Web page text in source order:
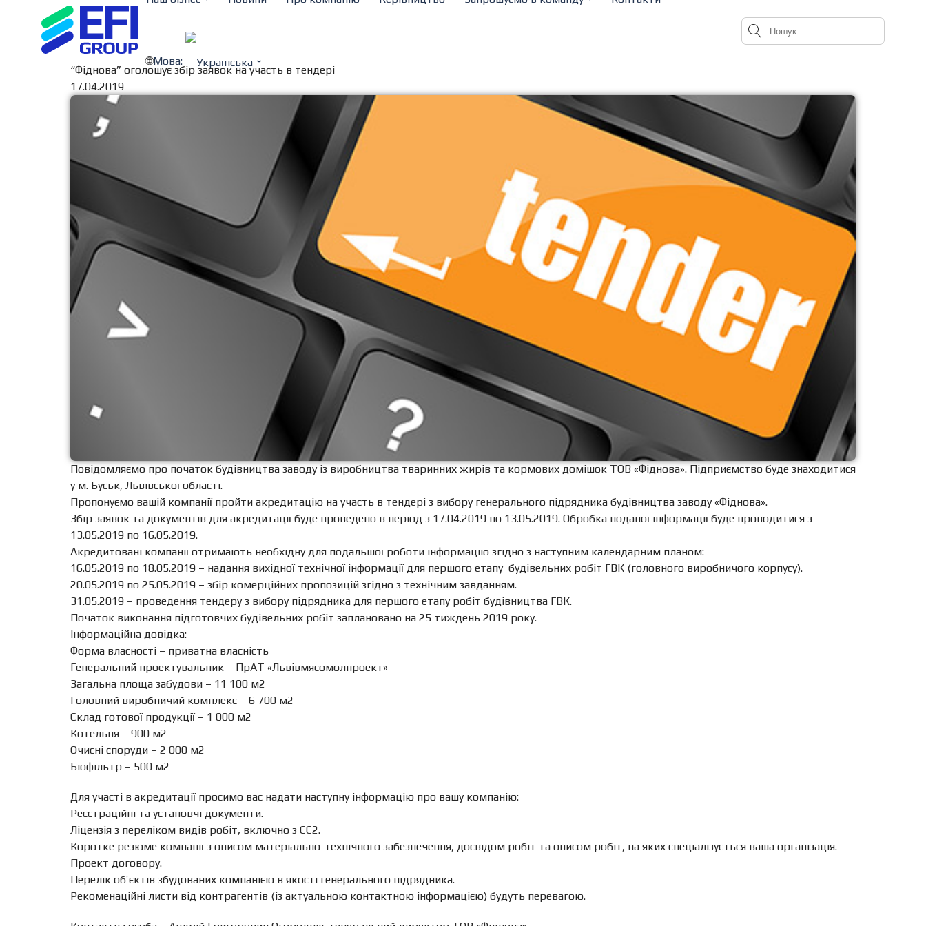
Мова:
“Фіднова” оголошує збір заявок на участь в тендері
17.04.2019
Повідомляємо про початок будівництва заводу із виробництва тваринних жирів та кормових домішок ТОВ «Фіднова». Підприємство буде знаходитися
у м. Буськ, Львівської області.
Пропонуємо вашій компанії пройти акредитацію на участь в тендері з вибору генерального підрядника будівництва заводу «Фіднова».
Збір заявок та документів для акредитації буде проведено в період з 17.04.2019 по 13.05.2019. Обробка поданої інформації буде проводитися з
13.05.2019 по 16.05.2019.
Акредитовані компанії отримають необхідну для подальшої роботи інформацію згідно з наступним календарним планом:
16.05.2019 по 18.05.2019 – надання вихідної технічної інформації для першого етапу будівельних робіт ГВК (головного виробничого корпусу).
20.05.2019 по 25.05.2019 – збір комерційних пропозицій згідно з технічним завданням.
31.05.2019 – проведення тендеру з вибору підрядника для першого етапу робіт будівництва ГВК.
Початок виконання підготовчих будівельних робіт заплановано на 25 тиждень 2019 року.
Інформаційна довідка:
Форма власності – приватна власність
Генеральний проектувальник – ПрАТ «Львівмясомолпроект»
Загальна площа забудови – 11 100 м2
Головний виробничий комплекс – 6 700 м2
Склад готової продукції – 1 000 м2
Котельня – 900 м2
Очисні споруди – 2 000 м2
Біофільтр – 500 м2
Для участі в акредитації просимо вас надати наступну інформацію про вашу компанію:
Реєстраційні та установчі документи.
Ліцензія з переліком видів робіт, включно з СС2.
Коротке резюме компанії з описом матеріально-технічного забезпечення, досвідом робіт та описом робіт, на яких спеціалізується ваша організація.
Проект договору.
Перелік об’єктів збудованих компанією в якості генерального підрядника.
Рекоменаційні листи від контрагентів (із актуальною контактною інформацією) будуть перевагою.